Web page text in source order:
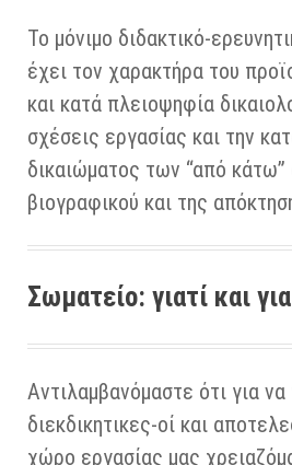
Το μόνιμο διδακτικό-
έχει τον χαρακτήρα του
και κατά πλειοψηφία
σχέσεις εργασίας και την
δικαιώματος των “από
βιογραφικού και της
Σωματείο: γιατί και
Αντιλαμβανόμαστε ότι για να
διεκδικητικες-οί και
χώρο εργασίας μας